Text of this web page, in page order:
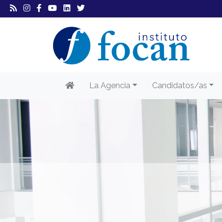
La Agencia Candidatos/as